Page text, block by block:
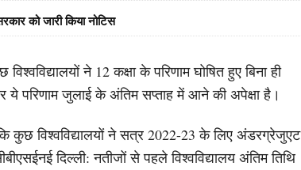
को जारी किया नोटिस
ने 12 कक्षा के परिणाम घोषित हुए बिना ही
परिणाम जुलाई के अंतिम सप्ताह में आने की अपेक्षा है।
विश्वविद्यालयों ने सत्र 2022-23 के लिए अंडरग्रेजुएट
दिल्ली: नतीजों से पहले विश्वविद्यालय अंतिम तिथि